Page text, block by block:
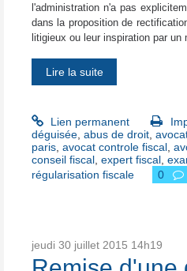
l'administration n'a pas
dans la proposition de
litigieux ou leur inspiration par un
Lire la suite
Lien permanent
déguisée abus de droit
paris avocat controle fiscal
conseil fiscal expert fiscal
régularisation fiscale
0
jeudi 30 juillet 2015 14h19